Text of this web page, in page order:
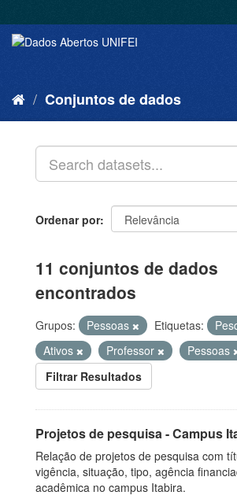
Conjuntos de dados
Ordenar por
11 conjuntos de dados
encontrados
Grupos: Pessoas Etiquetas:
Ativos
Professor
Pessoas
Filtrar Resultados
Projetos de pesquisa - Campus
Relação de projetos de pesquisa com
vigência, situação, tipo, agência
acadêmica no campus Itabira.